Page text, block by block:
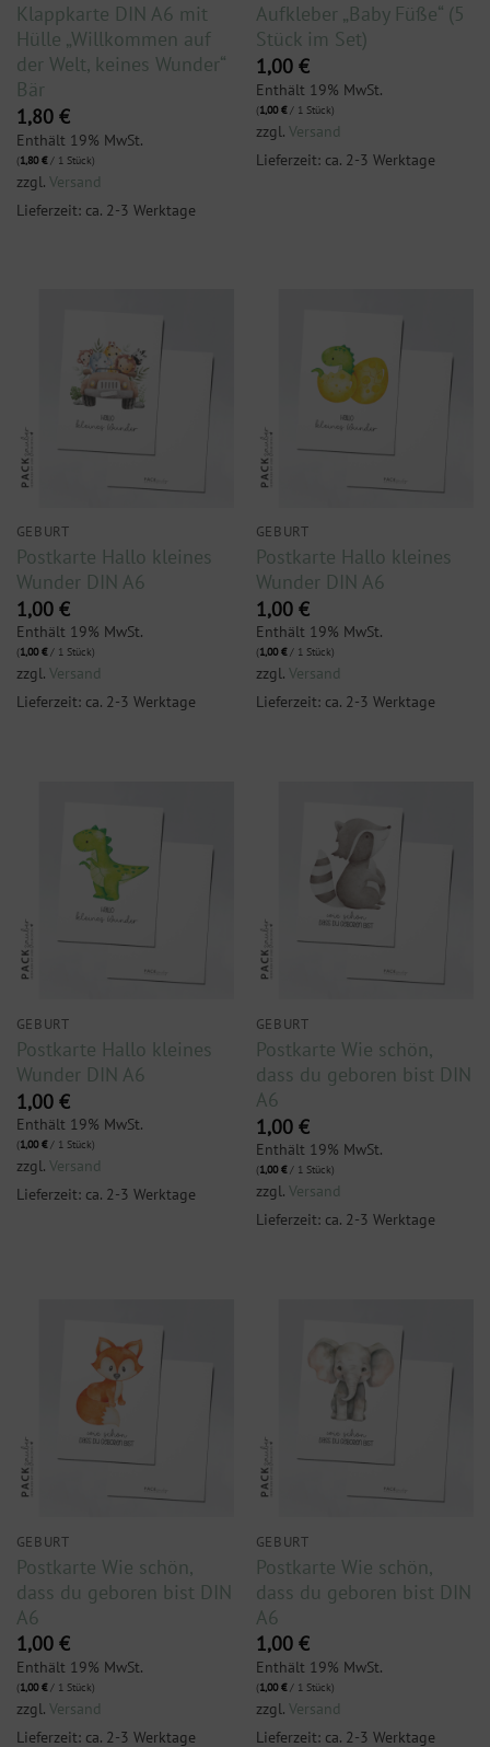
Klappkarte DIN A6 mit
Hülle „Willkommen auf
der Welt, keines Wunder“
Bär
1,80 €
Enthält 19% MwSt.
(1,80€/ 1 Stück)
zzgl. Versand
Lieferzeit: ca. 2-3 Werktage
Aufkleber „Baby Füße“ (5
Stück im Set)
1,00 €
Enthält 19% MwSt.
(1,00€/ 1 Stück)
zzgl. Versand
Lieferzeit: ca. 2-3 Werktage
GEBURT
Postkarte Hallo kleines
Wunder DIN A6
1,00 €
Enthält 19% MwSt.
(1,00€/ 1 Stück)
zzgl. Versand
Lieferzeit: ca. 2-3 Werktage
GEBURT
Postkarte Hallo kleines
Wunder DIN A6
1,00 €
Enthält 19% MwSt.
(1,00€/ 1 Stück)
zzgl. Versand
Lieferzeit: ca. 2-3 Werktage
GEBURT
Postkarte Hallo kleines
Wunder DIN A6
1,00 €
Enthält 19% MwSt.
(1,00€/ 1 Stück)
zzgl. Versand
Lieferzeit: ca. 2-3 Werktage
GEBURT
Postkarte Wie schön,
dass du geboren bist DIN
A6
1,00 €
Enthält 19% MwSt.
(1,00€/ 1 Stück)
zzgl. Versand
Lieferzeit: ca. 2-3 Werktage
GEBURT
Postkarte Wie schön,
dass du geboren bist DIN
A6
1,00 €
Enthält 19% MwSt.
(1,00€/ 1 Stück)
zzgl. Versand
Lieferzeit: ca. 2-3 Werktage
GEBURT
Postkarte Wie schön,
dass du geboren bist DIN
A6
1,00 €
Enthält 19% MwSt.
(1,00€/ 1 Stück)
zzgl. Versand
Lieferzeit: ca. 2-3 Werktage